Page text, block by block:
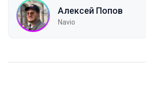
Алексей Попов
Navio